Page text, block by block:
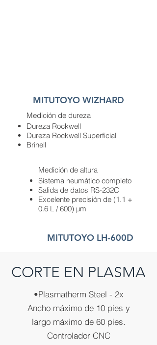
MITUTOYO WIZHARD
Medición de dureza
Dureza Rockwell
Dureza Rockwell Superficial
Brinell
Medición de altura
Sistema neumático completo
Salida de datos RS-232C
Excelente precisión de (1.1 +
0.6 L / 600) μm
MITUTOYO LH-600D
CORTE EN PLASMA
•Plasmatherm Steel - 2x
Ancho máximo de 10 pies y
largo máximo de 60 pies.
Controlador CNC